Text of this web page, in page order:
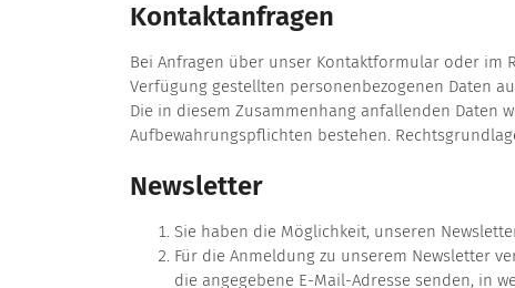
Kontaktanfragen
Bei Anfragen über unser Kontaktformular oder im
Verfügung gestellten personenbezogenen Daten
Die in diesem Zusammenhang anfallenden Daten
Aufbewahrungspflichten bestehen.
Newsletter
Sie haben die Möglichkeit, unseren
Für die Anmeldung zu unserem Newsletter
die angegebene E-Mail-Adresse senden, in